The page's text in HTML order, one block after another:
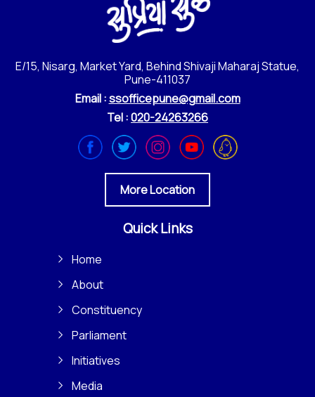
E/15, Nisarg, Market Yard, Behind Shivaji Maharaj Statue,
Pune-411037
Email :ssofficepune@gmail.com
Tel :020-24263266
More Location
Quick Links
Home
About
Constituency
Parliament
Initiatives
Media